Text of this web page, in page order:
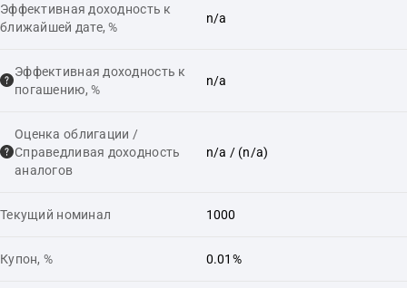
Эффективная доходность к
ближайшей дате, %
n/a
Эффективная доходность к
погашению, %
n/a
Оценка облигации /
Справедливая доходность
аналогов
n/a / (n/a)
Текущий номинал 1000
Купон, % 0.01%